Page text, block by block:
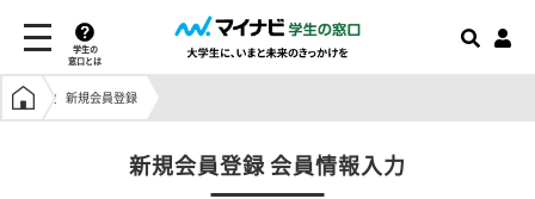
学生の
窓口とは
学生の窓口トップ
新規会員登録
新規会員登録 会員情報入力